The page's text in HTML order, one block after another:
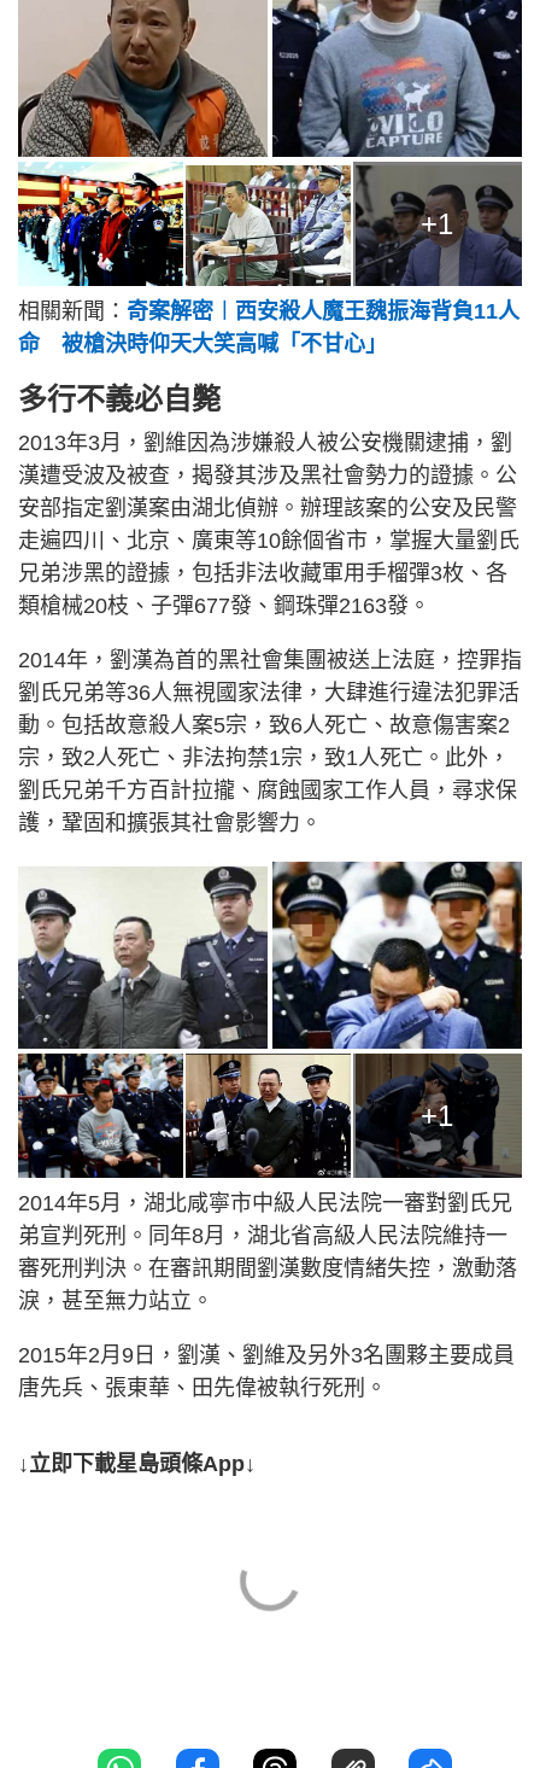
+1
相關新聞： 奇案解密︱西安殺人魔王魏振海背負11人
命 被槍決時仰天大笑高喊「不甘心」
多行不義必自斃
2013年3月，劉維因為涉嫌殺人被公安機關逮捕，劉
漢遭受波及被查，揭發其涉及黑社會勢力的證據。公
安部指定劉漢案由湖北偵辦。辦理該案的公安及民警
走遍四川、北京、廣東等10餘個省市，掌握大量劉氏
兄弟涉黑的證據，包括非法收藏軍用手榴彈3枚、各
類槍械20枝、子彈677發、鋼珠彈2163發。
2014年，劉漢為首的黑社會集團被送上法庭，控罪指
劉氏兄弟等36人無視國家法律，大肆進行違法犯罪活
動。包括故意殺人案5宗，致6人死亡、故意傷害案2
宗，致2人死亡、非法拘禁1宗，致1人死亡。此外，
劉氏兄弟千方百計拉攏、腐蝕國家工作人員，尋求保
護，鞏固和擴張其社會影響力。
+1
2014年5月，湖北咸寧市中級人民法院一審對劉氏兄
弟宣判死刑。同年8月，湖北省高級人民法院維持一
審死刑判決。在審訊期間劉漢數度情緒失控，激動落
淚，甚至無力站立。
2015年2月9日，劉漢、劉維及另外3名團夥主要成員
唐先兵、張東華、田先偉被執行死刑。
↓立即下載星島頭條App↓